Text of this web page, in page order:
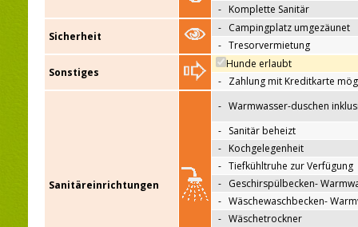
- Komplette Sanitär
Sicherheit
- Campingplatz umgezäunet
- Tresorvermietung
Sonstiges
Hunde erlaubt
- Zahlung mit Kreditkarte
Sanitäreinrichtungen
- Warmwasser-duschen
- Sanitär beheizt
- Kochgelegenheit
- Tiefkühltruhe zur Verfügung
- Geschirspülbecken-
- Wäschewaschbecken-
- Wäschetrockner